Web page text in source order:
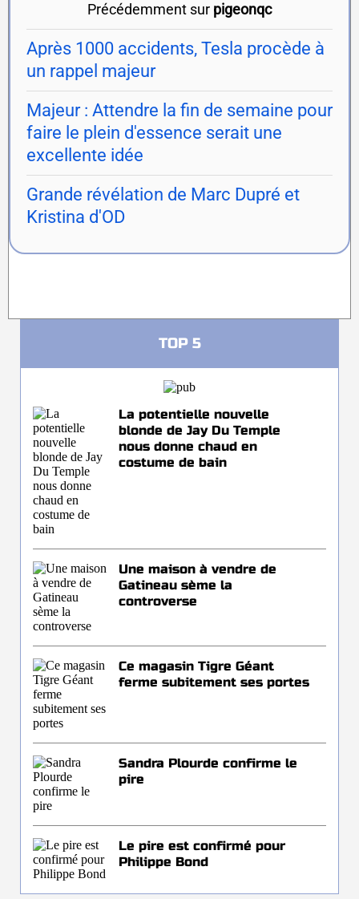
Précédemment sur pigeonqc
Après 1000 accidents, Tesla procède à
un rappel majeur
Majeur : Attendre la fin de semaine pour
faire le plein d'essence serait une
excellente idée
Grande révélation de Marc Dupré et
Kristina d'OD
TOP 5
La potentielle nouvelle
blonde de Jay Du Temple
nous donne chaud en
costume de bain
Une maison à vendre de
Gatineau sème la
controverse
Ce magasin Tigre Géant
ferme subitement ses portes
Sandra Plourde confirme le
pire
Le pire est confirmé pour
Philippe Bond